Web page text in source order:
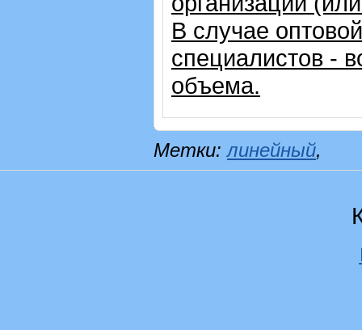
В случае
специалистов -
объема.
Метки:линейный,